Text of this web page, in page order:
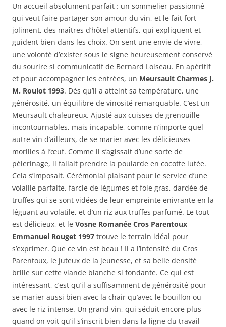
Un accueil absolument parfait : un sommelier passionné
qui veut faire partager son amour du vin, et le fait fort
joliment, des maîtres d’hôtel attentifs, qui expliquent et
guident bien dans les choix. On sent une envie de vivre,
une volonté d’exister sous le signe heureusement conservé
du sourire si communicatif de Bernard Loiseau. En apéritif
et pour accompagner les entrées, un Meursault Charmes J.
M. Roulot 1993. Dès qu’il a atteint sa température, une
générosité, un équilibre de vinosité remarquable. C’est un
Meursault chaleureux. Ajusté aux cuisses de grenouille
incontournables, mais incapable, comme n’importe quel
autre vin d’ailleurs, de se marier avec les délicieuses
morilles à l’œuf. Comme il s’agissait d’une sorte de
pèlerinage, il fallait prendre la poularde en cocotte lutée.
Cela s’imposait. Cérémonial plaisant pour le service d’une
volaille parfaite, farcie de légumes et foie gras, dardée de
truffes qui se sont vidées de leur empreinte enivrante en la
léguant au volatile, et d’un riz aux truffes parfumé. Le tout
est délicieux, et le Vosne Romanée Cros Parentoux
Emmanuel Rouget 1997 trouve le terrain idéal pour
s’exprimer. Que ce vin est beau ! Il a l’intensité du Cros
Parentoux, le juteux de la jeunesse, et sa belle densité
brille sur cette viande blanche si fondante. Ce qui est
intéressant, c’est qu’il a suffisamment de générosité pour
se marier aussi bien avec la chair qu’avec le bouillon ou
avec le riz intense. Un grand vin, qui séduit encore plus
quand on voit qu’il s’inscrit bien dans la ligne du travail